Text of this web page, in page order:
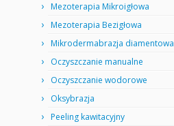
Mezoterapia Mikroigłowa
Mezoterapia Bezigłowa
Mikrodermabrazja diamentowa
Oczyszczanie manualne
Oczyszczanie wodorowe
Oksybrazja
Peeling kawitacyjny